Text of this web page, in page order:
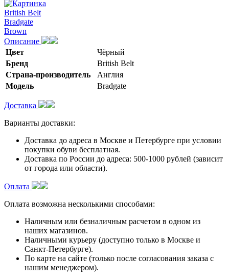
Описание
Цвет
Чёрный
Бренд
British Belt
Страна-производитель
Англия
Модель
Bradgate
Доставка
Варианты доставки:
Доставка до адреса в Москве и Петербурге при условии
покупки обуви бесплатная.
Доставка по России до адреса: 500-1000 рублей (зависит
от города или области).
Оплата
Оплата возможна несколькими способами:
Наличным или безналичным расчетом в одном из
наших магазинов.
Наличными курьеру (доступно только в Москве и
Санкт-Петербурге).
По карте на сайте (только после согласования заказа с
нашим менеджером).